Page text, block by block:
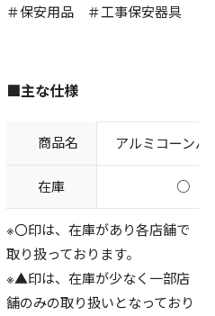
＃保安用品 ＃工事保安器具
■主な仕様
商品名 アルミコーンバ
在庫 ○
※〇印は、在庫があり各店舗で
取り扱っております。
※▲印は、在庫が少なく一部店
舗のみの取り扱いとなっており